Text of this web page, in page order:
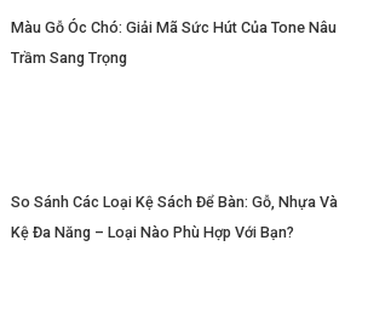
Màu Gỗ Óc Chó: Giải Mã Sức Hút Của Tone Nâu
Trầm Sang Trọng
So Sánh Các Loại Kệ Sách Để Bàn: Gỗ, Nhựa Và
Kệ Đa Năng – Loại Nào Phù Hợp Với Bạn?